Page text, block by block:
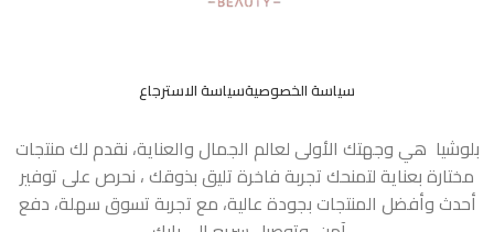
سياسة الخصوصيةسياسة الاسترجاع
بلوشيا هي وجهتك الأولى لعالم الجمال والعناية، نقدم لك منتجات
مختارة بعناية لتمنحك تجربة فاخرة تليق بذوقك ، نحرص على توفير
أحدث وأفضل المنتجات بجودة عالية، مع تجربة تسوق سهلة، دفع